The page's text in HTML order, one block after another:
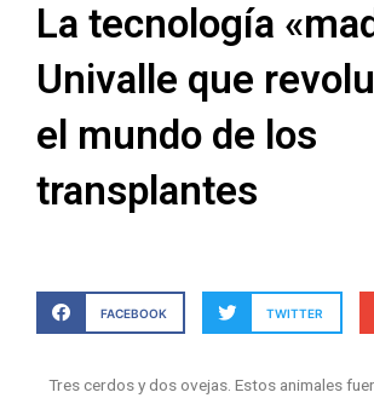
La tecnología
Univalle que
el mundo de los
transplantes
FACEBOOK TWITTER
Tres cerdos y dos ovejas. Estos animales